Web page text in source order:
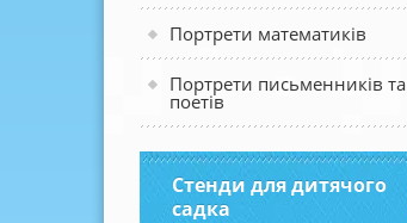
Портрети математиків
Портрети письменників та
поетів
Стенди для дитячого
садка